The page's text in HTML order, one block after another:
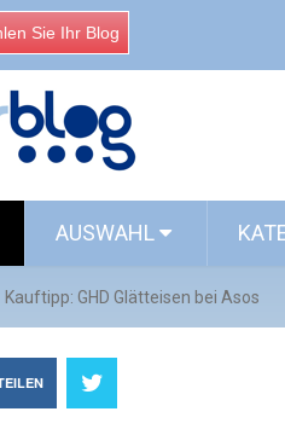
Sie Ihr Blog
AUSWAHL
Kauftipp: GHD Glätteisen bei Asos